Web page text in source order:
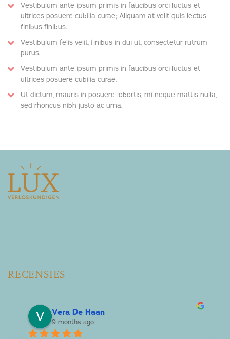
Vestibulum ante ipsum primis in faucibus orci luctus et
ultrices posuere cubilia curae; Aliquam at velit quis lectus
finibus finibus.
Vestibulum felis velit, finibus in dui ut, consectetur rutrum
purus.
Vestibulum ante ipsum primis in faucibus orci luctus et
ultrices posuere cubilia curae.
Ut dictum, mauris in posuere lobortis, mi neque mattis nulla,
sed rhoncus nibh justo ac urna.
RECENSIES
Vera De Haan
9 months ago